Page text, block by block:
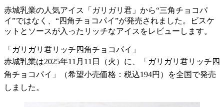
赤城乳業の人気アイス「ガリガリ君」から“三角チョコパ
イ”ではなく、“四角チョコパイ”が発売されました。ビスケ
ットとソースが入ったリッチなアイスをレビューします。
「ガリガリ君リッチ四角チョコパイ」
赤城乳業は2025年11月11日（火）に、「ガリガリ君リッチ四
角チョコパイ」（希望小売価格：税込194円）を全国で発売
しました。